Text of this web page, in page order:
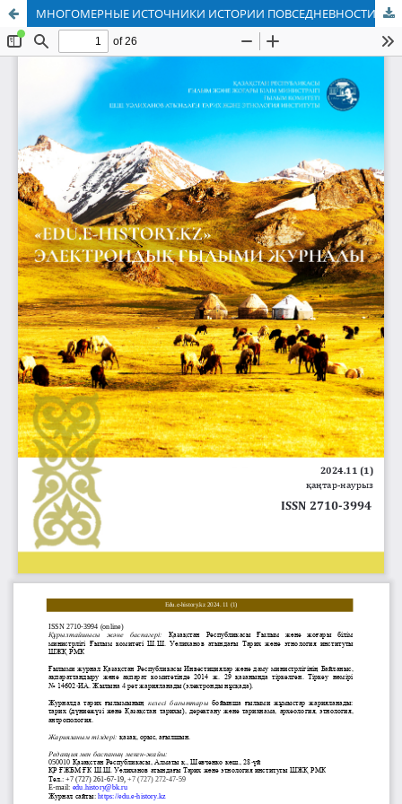
МНОГОМЕРНЫЕ ИСТОЧНИКИ ИСТОРИИ ПОВСЕДНЕВНОСТИ: ОПЫТ КАЗАХСТАНСКИХ ИССЛЕДОВАНИЙ